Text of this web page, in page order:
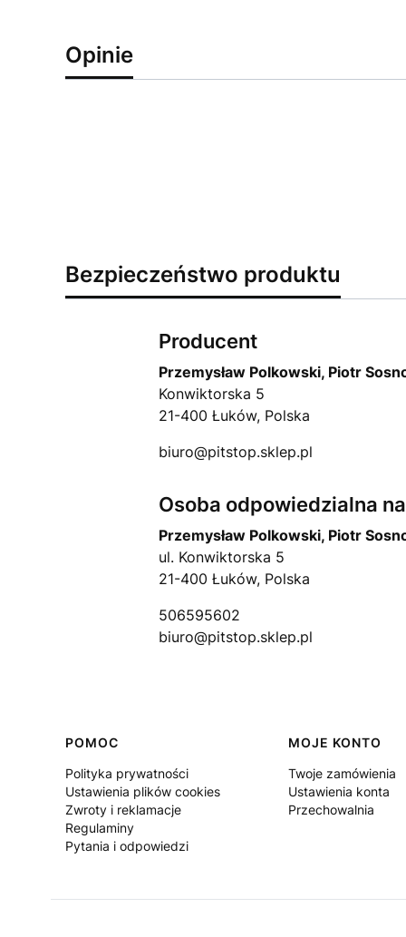
Opinie
Bezpieczeństwo produktu
Producent
Przemysław Polkowski, Piotr
Konwiktorska 5
21-400 Łuków, Polska
biuro@pitstop.sklep.pl
Osoba odpowiedzialna
Przemysław Polkowski, Piotr
ul. Konwiktorska 5
21-400 Łuków, Polska
506595602
biuro@pitstop.sklep.pl
Linki w stopce
POMOC
Polityka prywatności
Ustawienia plików cookies
Zwroty i reklamacje
Regulaminy
Pytania i odpowiedzi
MOJE KONTO
Twoje zamówienia
Ustawienia konta
Przechowalnia